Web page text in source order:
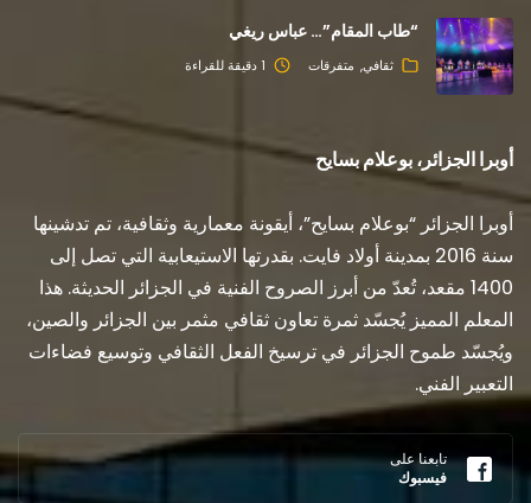
“طاب المقام”… عباس ريغي
ثقافي متفرقات 1 دقيقة للقراءة
أوبرا الجزائر، بوعلام بسايح
أوبرا الجزائر “بوعلام بسايح”، أيقونة معمارية وثقافية، تم تدشينها
سنة 2016 بمدينة أولاد فايت. بقدرتها الاستيعابية التي تصل إلى
1400 مقعد، تُعدّ من أبرز الصروح الفنية في الجزائر الحديثة. هذا
المعلم المميز يُجسّد ثمرة تعاون ثقافي مثمر بين الجزائر والصين،
ويُجسّد طموح الجزائر في ترسيخ الفعل الثقافي وتوسيع فضاءات
التعبير الفني.
تابعنا على
فيسبوك